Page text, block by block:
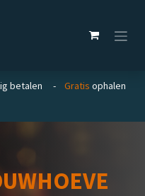
betalen - Gratis ophalen